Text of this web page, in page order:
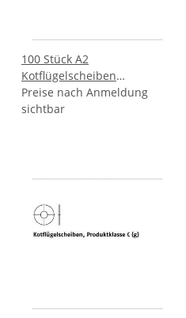
100 Stück A2
Kotflügelscheiben
Produktklasse C (g)
6,4x30x1,5 mm
Preise nach Anmeldung
sichtbar